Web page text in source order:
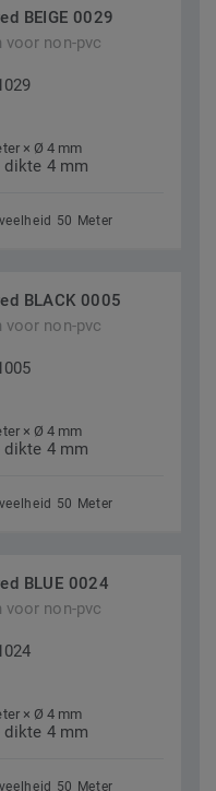
BEIGE 0029
voor non-pvc
× Ø 4 mm
dikte 4 mm
50 Meter
BLACK 0005
voor non-pvc
× Ø 4 mm
dikte 4 mm
50 Meter
BLUE 0024
voor non-pvc
× Ø 4 mm
dikte 4 mm
50 Meter